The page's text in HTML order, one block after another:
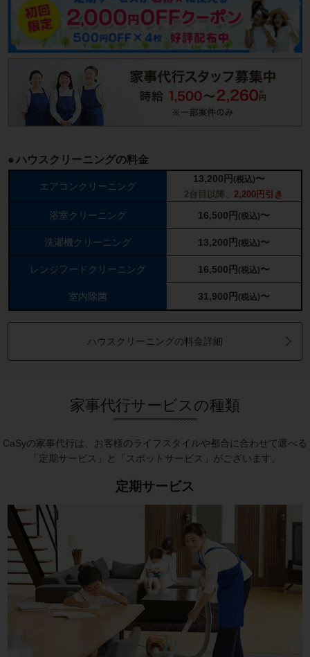
ハウスクリーニングの料金
エアコンクリーニング
13,200 円 (税込)〜
2台目以降、 2,200円引き
浴室クリーニング 16,500 円 (税込)〜
洗濯機クリーニング 13,200 円 (税込)〜
レンジフードクリーニング 16,500 円 (税込)〜
室内除菌 31,900 円 (税込)〜
ハウスクリーニングの料金詳細
家事代行サービスの種類
CaSyの家事代行は、お客様のライフスタイルや都合に合わせて選べる
「定期サービス」と「スポットサービス」がございます。
定期サービス